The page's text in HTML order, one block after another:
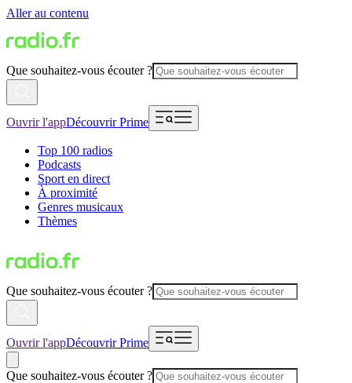
Aller au contenu
Que souhaitez-vous écouter ?
Ouvrir l'appDécouvrir Prime
Top 100 radios
Podcasts
Sport en direct
À proximité
Genres musicaux
Thèmes
Que souhaitez-vous écouter ?
Ouvrir l'appDécouvrir Prime
Que souhaitez-vous écouter ?